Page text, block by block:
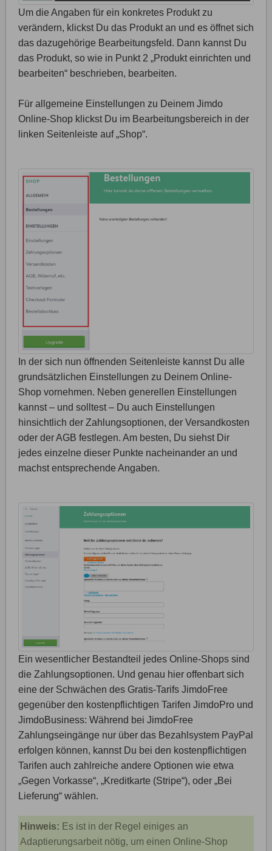
Um die Angaben für ein konkretes Produkt zu
verändern, klickst Du das Produkt an und es öffnet sich
das dazugehörige Bearbeitungsfeld. Dann kannst Du
das Produkt, so wie in Punkt 2 „Produkt einrichten und
bearbeiten“ beschrieben, bearbeiten.
Für allgemeine Einstellungen zu Deinem Jimdo
Online-Shop klickst Du im Bearbeitungsbereich in der
linken Seitenleiste auf „Shop“.
In der sich nun öffnenden Seitenleiste kannst Du alle
grundsätzlichen Einstellungen zu Deinem Online-
Shop vornehmen. Neben generellen Einstellungen
kannst – und solltest – Du auch Einstellungen
hinsichtlich der Zahlungsoptionen, der Versandkosten
oder der AGB festlegen. Am besten, Du siehst Dir
jedes einzelne dieser Punkte nacheinander an und
machst entsprechende Angaben.
Ein wesentlicher Bestandteil jedes Online-Shops sind
die Zahlungsoptionen. Und genau hier offenbart sich
eine der Schwächen des Gratis-Tarifs JimdoFree
gegenüber den kostenpflichtigen Tarifen JimdoPro und
JimdoBusiness: Während bei JimdoFree
Zahlungseingänge nur über das Bezahlsystem PayPal
erfolgen können, kannst Du bei den kostenpflichtigen
Tarifen auch zahlreiche andere Optionen wie etwa
„Gegen Vorkasse“, „Kreditkarte (Stripe“), oder „Bei
Lieferung“ wählen.
Hinweis: Es ist in der Regel einiges an
Adaptierungsarbeit nötig, um einen Online-Shop